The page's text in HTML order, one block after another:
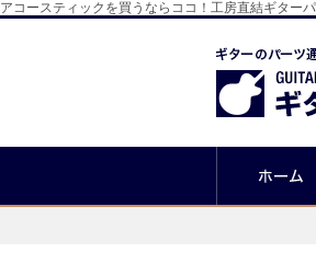
アコースティックを買うならココ！工房直結ギター